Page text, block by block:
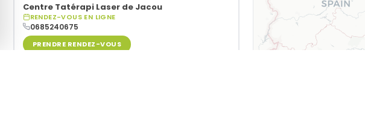
Centre Tatérapi Laser de Jacou
RENDEZ-VOUS EN LIGNE
0685240675
PRENDRE RENDEZ-VOUS